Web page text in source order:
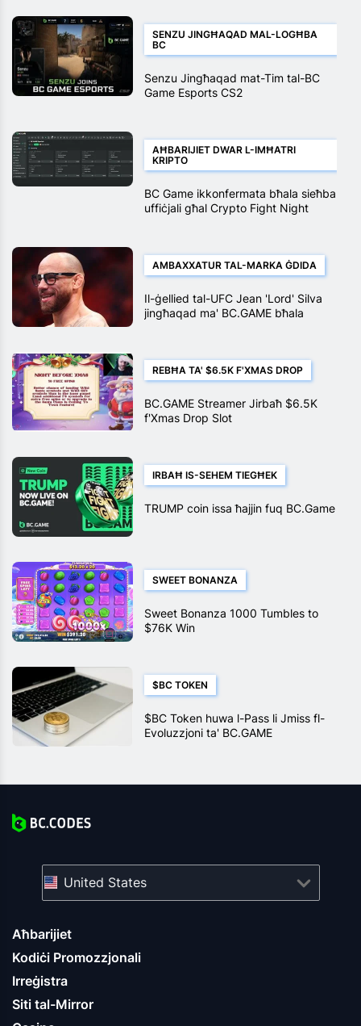
SENZU JINGĦAQAD MAL-LOGĦBA
BC
Senzu Jingħaqad mat-Tim tal-BC
Game Esports CS2
AĦBARIJIET DWAR L-IMĦATRI
KRIPTO
BC Game ikkonfermata bħala sieħba
uffiċjali għal Crypto Fight Night
AMBAXXATUR TAL-MARKA ĠDIDA
Il-ġellied tal-UFC Jean 'Lord' Silva
jingħaqad ma' BC.GAME bħala
REBĦA TA' $6.5K F'XMAS DROP
BC.GAME Streamer Jirbaħ $6.5K
f'Xmas Drop Slot
IRBAĦ IS-SEHEM TIEGĦEK
TRUMP coin issa ħajjin fuq BC.Game
SWEET BONANZA
Sweet Bonanza 1000 Tumbles to
$76K Win
$BC TOKEN
$BC Token huwa l-Pass li Jmiss fl-
Evoluzzjoni ta' BC.GAME
Aħbarijiet
Kodiċi Promozzjonali
Irreġistra
Siti tal-Mirror
United States